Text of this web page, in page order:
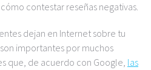
contestar reseñas negativas.
dejan en Internet sobre tu
importantes por muchos
que, de acuerdo con Google, las